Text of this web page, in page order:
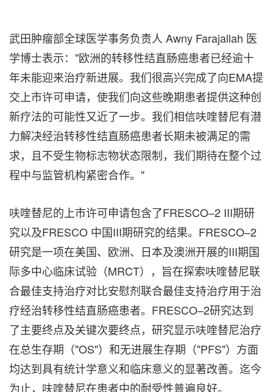
武田肿瘤部全球医学事务负责人 Awny Farajallah 医
学博士表示："欧洲的转移性结直肠癌患者已经逾十
年未能迎来治疗新进展。我们很高兴完成了向EMA提
交上市许可申请，使我们向这些晚期患者提供这种创
新疗法的可能性又近了一步。我们相信呋喹替尼有潜
力解决经治转移性结直肠癌患者长期未被满足的需
求，且不受生物标志物状态限制，我们期待在整个过
程中与监管机构紧密合作。"
呋喹替尼的上市许可申请包含了FRESCO–2 III期研
究以及FRESCO 中国III期研究的结果。FRESCO–2
研究是一项在美国、欧洲、日本及澳洲开展的III期国
际多中心临床试验（MRCT），旨在探索呋喹替尼联
合最佳支持治疗对比安慰剂联合最佳支持治疗用于治
疗经治转移性结直肠癌患者。FRESCO–2研究达到
了主要终点及关键次要终点，研究显示呋喹替尼治疗
在总生存期（"OS"）和无进展生存期（"PFS"）方面
均达到具有统计学意义和临床意义的显著改善。迄今
为止，呋喹替尼在患者中的耐受性普遍良好。